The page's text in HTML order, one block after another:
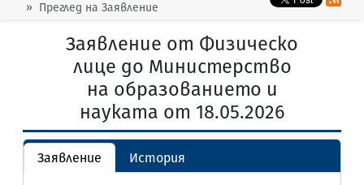
Преглед на Заявление
Заявление от Физическо
лице до Министерство
на образованието и
науката от 18.05.2026
Заявление История